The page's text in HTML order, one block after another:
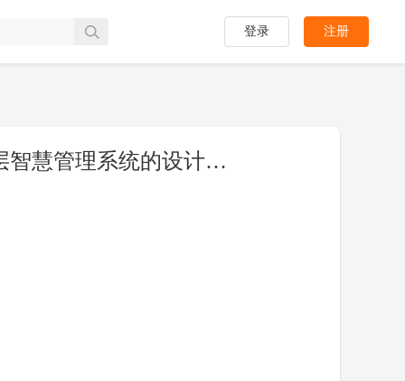
登录 注册
[PPT]基于Java的消防网格化基层智慧管理系统的设计与实现